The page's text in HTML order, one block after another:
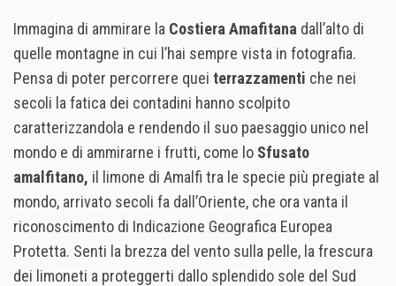
Immagina di ammirare la Costiera Amafitana dall’alto di
quelle montagne in cui l’hai sempre vista in fotografia.
Pensa di poter percorrere quei terrazzamenti che nei
secoli la fatica dei contadini hanno scolpito
caratterizzandola e rendendo il suo paesaggio unico nel
mondo e di ammirarne i frutti, come lo Sfusato
amalfitano, il limone di Amalfi tra le specie più pregiate al
mondo, arrivato secoli fa dall’Oriente, che ora vanta il
riconoscimento di Indicazione Geografica Europea
Protetta. Senti la brezza del vento sulla pelle, la frescura
dei limoneti a proteggerti dallo splendido sole del Sud